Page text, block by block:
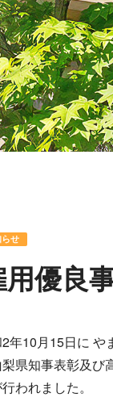
用優良
年10月15日に
県知事表彰及
われました。